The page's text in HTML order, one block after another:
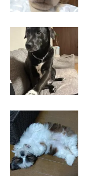
「天使のおかえりコール」
毎日、無邪気で可愛ら
コンちゃんは、飼い主
い存在」 だそう。
コンちゃんの成長を見
い主さんに今の気持ち
飼い主さん：
「コンちゃんはかけが